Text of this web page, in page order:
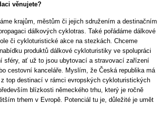
věnujete?
krajům, městům či jejich sdružením a destinačním
dálkových cyklotras. Také pořádáme dálkové
či cykloturistické akce na stezkách. Chceme
produktů dálkové cykloturistiky ve spolupráci
sféry, ať už to jsou ubytovací a stravovací zařízení
cestovní kanceláře. Myslím, že Česká republika má
top destinací v rámci evropských cykloturistických
blízkosti německého trhu, který je ročně
trhem v Evropě. Potenciál tu je, důležité je umět